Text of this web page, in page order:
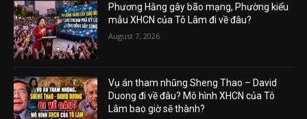
Phương Hằng gây bão mạng, Phường kiểu
mẫu XHCN của Tô Lâm đi về đâu?
August 7, 2026
Vụ án tham nhũng Sheng Thao – David
Duong đi về đâu? Mô hình XHCN của Tô
Lâm bao giờ sẽ thành?